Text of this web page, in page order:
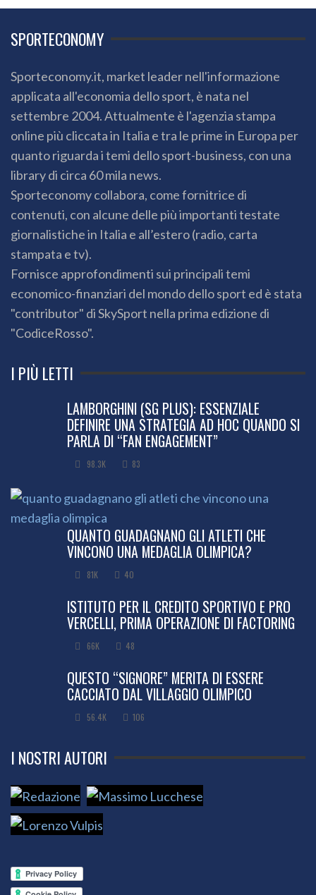
SPORTECONOMY
Sporteconomy.it, market leader nell'informazione
applicata all'economia dello sport, è nata nel
settembre 2004. Attualmente è l'agenzia stampa
online più cliccata in Italia e tra le prime in Europa per
quanto riguarda i temi dello sport-business, con una
library di circa 60 mila news.
Sporteconomy collabora, come fornitrice di
contenuti, con alcune delle più importanti testate
giornalistiche in Italia e all’estero (radio, carta
stampata e tv).
Fornisce approfondimenti sui principali temi
economico-finanziari del mondo dello sport ed è stata
"contributor" di SkySport nella prima edizione di
"CodiceRosso".
I PIÙ LETTI
LAMBORGHINI (SG PLUS): ESSENZIALE
DEFINIRE UNA STRATEGIA AD HOC QUANDO SI
PARLA DI “FAN ENGAGEMENT”
98.3K 83
QUANTO GUADAGNANO GLI ATLETI CHE
VINCONO UNA MEDAGLIA OLIMPICA?
81K 40
ISTITUTO PER IL CREDITO SPORTIVO E PRO
VERCELLI, PRIMA OPERAZIONE DI FACTORING
66K 48
QUESTO “SIGNORE” MERITA DI ESSERE
CACCIATO DAL VILLAGGIO OLIMPICO
56.4K 106
I NOSTRI AUTORI